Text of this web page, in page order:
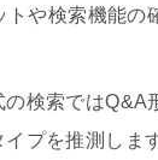
トや検索機能の
検索ではQ&A
プを推測しま